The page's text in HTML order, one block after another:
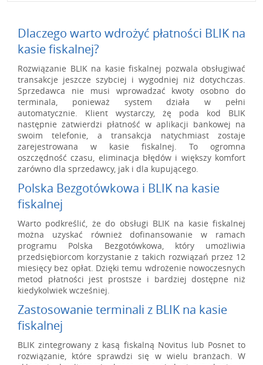
Dlaczego warto wdrożyć płatności BLIK na
kasie fiskalnej?
Rozwiązanie BLIK na kasie fiskalnej pozwala obsługiwać
transakcje jeszcze szybciej i wygodniej niż dotychczas.
Sprzedawca nie musi wprowadzać kwoty osobno do
terminala, ponieważ system działa w pełni
automatycznie. Klient wystarczy, żę poda kod BLIK
następnie zatwierdzi płatność w aplikacji bankowej na
swoim telefonie, a transakcja natychmiast zostaje
zarejestrowana w kasie fiskalnej. To ogromna
oszczędność czasu, eliminacja błędów i większy komfort
zarówno dla sprzedawcy, jak i dla kupującego.
Polska Bezgotówkowa i BLIK na kasie
fiskalnej
Warto podkreślić, że do obsługi BLIK na kasie fiskalnej
można uzyskać również dofinansowanie w ramach
programu Polska Bezgotówkowa, który umożliwia
przedsiębiorcom korzystanie z takich rozwiązań przez 12
miesięcy bez opłat. Dzięki temu wdrożenie nowoczesnych
metod płatności jest prostsze i bardziej dostępne niż
kiedykolwiek wcześniej.
Zastosowanie terminali z BLIK na kasie
fiskalnej
BLIK zintegrowany z kasą fiskalną Novitus lub Posnet to
rozwiązanie, które sprawdzi się w wielu branżach. W